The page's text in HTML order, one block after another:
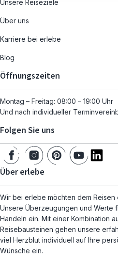
Unsere Reiseziele
Über uns
Karriere bei erlebe
Blog
Öffnungszeiten
Montag – Freitag: 08:00 – 19:00 Uhr
Und nach individueller
Folgen Sie uns
Über erlebe
Wir bei erlebe möchten dem
Unsere Überzeugungen und Werte
Handeln ein. Mit einer Kombination
Reisebausteinen gehen unsere
viel Herzblut individuell auf Ihre
Wünsche ein.